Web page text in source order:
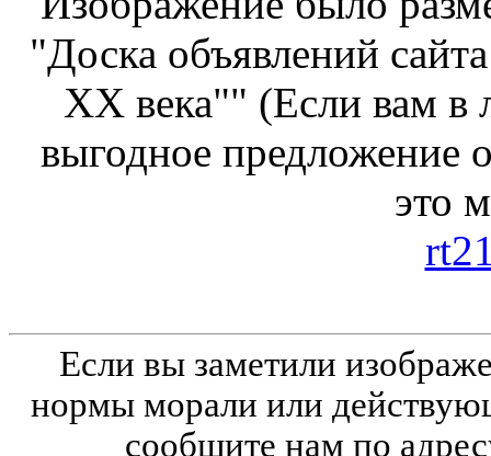
"Доска объявлений
ХХ века"" (Если вам в
выгодное предложение
это
Если вы заметили
нормы морали или
сообщите нам по